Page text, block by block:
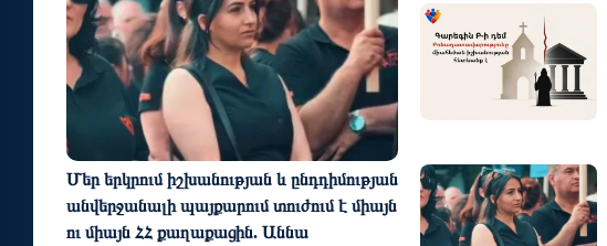
Մեր երկրում իշխանության և ընդդիմության
անվերջանալի պայքարում տուժում է միայն
ու միայն ՀՀ քաղաքացին. Աննա